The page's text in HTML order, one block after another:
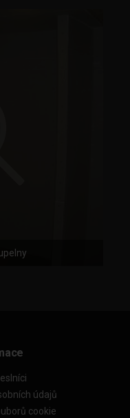
údajů
cookie